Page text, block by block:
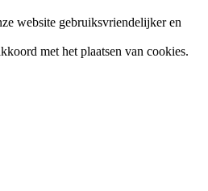
website gebruiksvriendelijker en
met het plaatsen van cookies.